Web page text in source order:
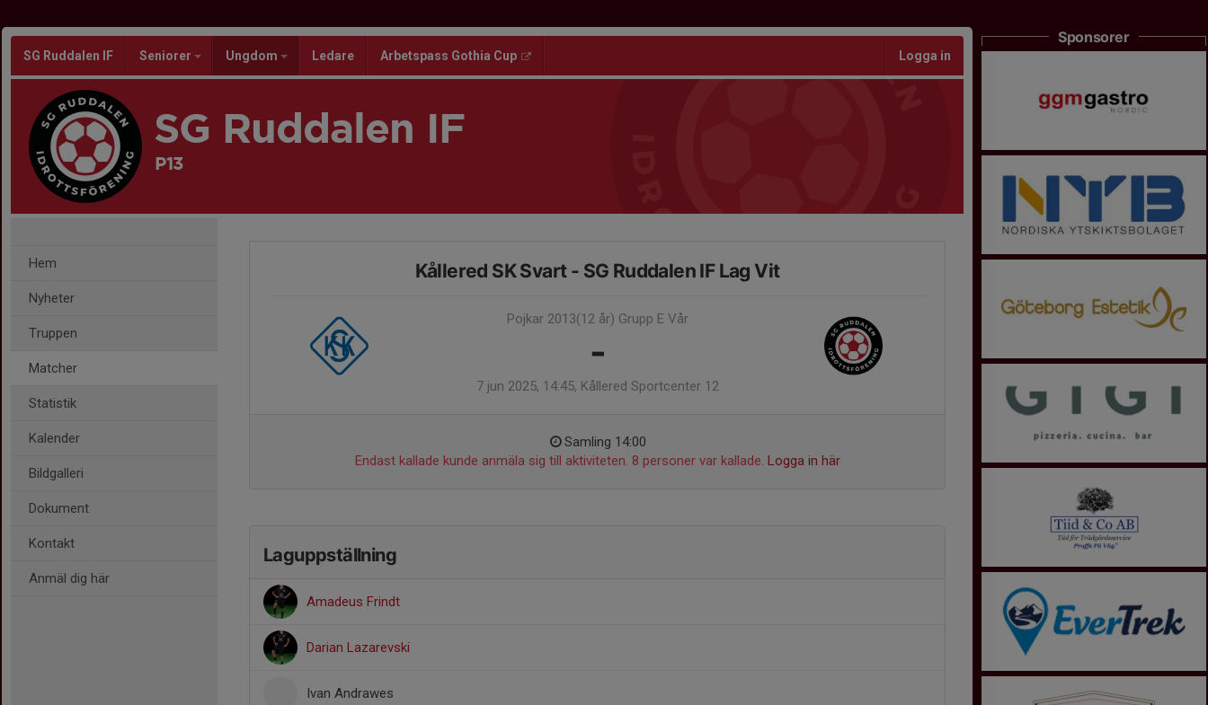
SG Ruddalen IF Seniorer Ungdom Ledare Arbetspass Gothia Cup Logga in
SG Ruddalen IF
P13
Hem
Nyheter
Truppen
Matcher
Statistik
Kalender
Bildgalleri
Dokument
Kontakt
Anmäl dig här
Kållered SK Svart - SG Ruddalen IF Lag Vit
Pojkar 2013(12 år) Grupp E Vår
-
7 jun 2025, 14:45, Kållered Sportcenter 12
Samling 14:00
Endast kallade kunde anmäla sig till aktiviteten. 8 personer var kallade. Logga in här
Laguppställning
Amadeus Frindt
Darian Lazarevski
Ivan Andrawes
Sponsorer